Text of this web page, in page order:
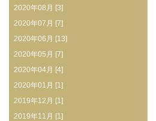
2020年08月 [3]
2020年07月 [7]
2020年06月 [13]
2020年05月 [7]
2020年04月 [4]
2020年01月 [1]
2019年12月 [1]
2019年11月 [1]